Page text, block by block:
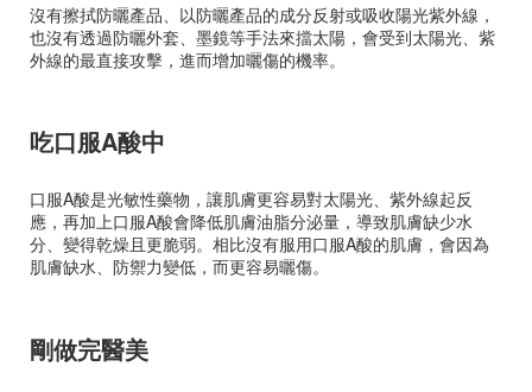
沒有擦拭防曬產品、以防曬產品的成分反射或吸收陽光紫外線，
也沒有透過防曬外套、墨鏡等手法來擋太陽，會受到太陽光、紫
外線的最直接攻擊，進而增加曬傷的機率。
吃口服A酸中
口服A酸是光敏性藥物，讓肌膚更容易對太陽光、紫外線起反
應，再加上口服A酸會降低肌膚油脂分泌量，導致肌膚缺少水
分、變得乾燥且更脆弱。相比沒有服用口服A酸的肌膚，會因為
肌膚缺水、防禦力變低，而更容易曬傷。
剛做完醫美